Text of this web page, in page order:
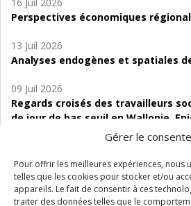
Gérer le
Pour offrir les meilleures expériences, nous
telles que les cookies pour stocker et/ou
appareils. Le fait de consentir à ces
traiter des données telles que le
Perspectives économiques
13 Juil 2026
Analyses endogènes et spatiales de
09 Juil 2026
Regards croisés des travailleurs
de jour de bas seuil en Wallonie.
06 Juil 2026
Étude d’évaluabilité des Structures
d’accompagnement à